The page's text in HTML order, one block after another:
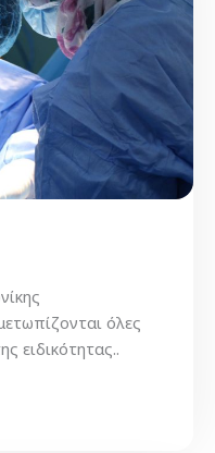
όλες
ειδικότητας..